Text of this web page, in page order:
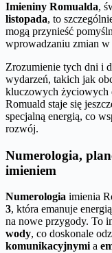
Imieniny Romualda,
listopada, to
mogą przynieść
wprowadzaniu zmian w
Zrozumienie tych dni i
wydarzeń, takich jak
kluczowych życiowych
Romuald staje się
specjalną energią, co
rozwój.
Numerologia,
imieniem
Numerologia imienia
3, która emanuje energią
na nowe przygody. To
wody, co doskonale
komunikacyjnymia